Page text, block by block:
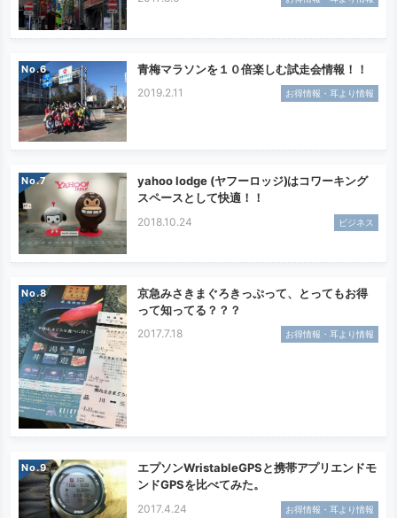
No. 青梅マラソンを１０倍楽しむ試走会情報！！
2019.2.11 お得情報・耳より情報
No.
yahoo lodge (ヤフーロッジ)はコワーキング
スペースとして快適！！
2018.10.24 ビジネス
No.
京急みさきまぐろきっぷって、とってもお得
って知ってる？？？
2017.7.18 お得情報・耳より情報
No.
エプソンWristableGPSと携帯アプリエンドモ
ンドGPSを比べてみた。
2017.4.24 お得情報・耳より情報